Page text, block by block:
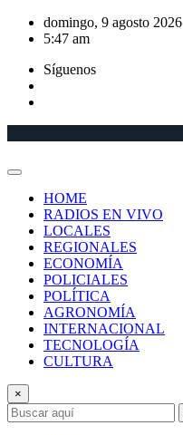
Saltar
domingo, 9 agosto 2026
5:47 am
Síguenos
HOME
RADIOS EN VIVO
LOCALES
REGIONALES
ECONOMÍA
POLICIALES
POLÍTICA
AGRONOMÍA
INTERNACIONAL
TECNOLOGÍA
CULTURA
×